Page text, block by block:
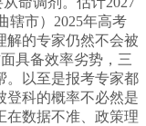
辖市）2025年高考
解的专家仍然不会被
具备效率劣势，三
。以至是报考专家都
登科的概率不必然是
在数据不准、政策理